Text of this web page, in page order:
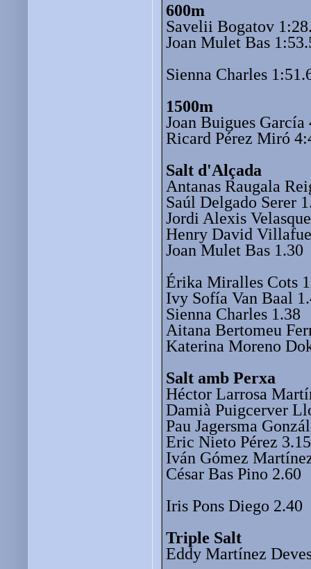
600m
Savelii Bogatov
Joan Mulet Bas
Sienna Charles
1500m
Joan Buigues García
Ricard Pérez Miró
Salt d'Alçada
Antanas Raugala
Saúl Delgado Serer
Jordi Alexis
Henry David
Joan Mulet Bas 1.30
Érika Miralles Cots
Ivy Sofía Van Baal
Sienna Charles 1.38
Aitana Bertomeu
Katerina Moreno
Salt amb Perxa
Héctor Larrosa
Damià Puigcerver
Pau Jagersma
Eric Nieto Pérez 3.15
Iván Gómez
César Bas Pino 2.60
Iris Pons Diego 2.40
Triple Salt
Eddy Martínez